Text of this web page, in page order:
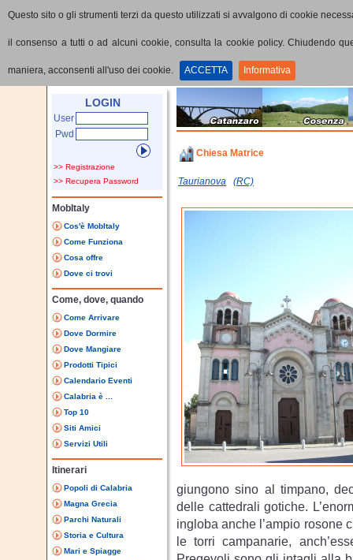
Questo sito o gli strumenti terzi da questo utilizzati si avvalgono di cookie
il consenso a tutti o ad alcuni cookie, consulta la cookie policy. Chiudendo
maniera, acconsenti all'uso dei cookie. ACCETTA Informativa
Dettaglio PoI
LOGIN
User
Pwd
>> Registrazione
>> Recupera Password
MobItaly
Cos'è MobItaly
Come Funziona
Cosa offre
Dove ci trovi
Come, dove, quando
Come Arrivare
Dove Dormire
Dove Mangiare
Prodotti Tipici
Calendario Eventi
Calabria è ...
Top 10
Siti Amici
Servizi Utili
Itinerari
Popoli di Calabria
Magna Grecia
Parchi Naturali
Storia e Cultura
Mari e Spiagge
Chiesa Matrice
Taurianova (RC)
giungono sino al timpano,
delle cattedrali gotiche.
ingloba anche l’ampio rosone
le torri campanarie,